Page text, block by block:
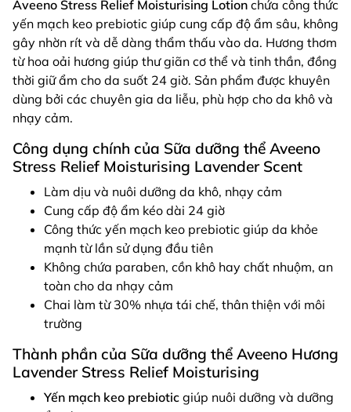
Aveeno Stress Relief Moisturising Lotion chứa công thức
yến mạch keo prebiotic giúp cung cấp độ ẩm sâu, không
gây nhờn rít và dễ dàng thẩm thấu vào da. Hương thơm
từ hoa oải hương giúp thư giãn cơ thể và tinh thần, đồng
thời giữ ẩm cho da suốt 24 giờ. Sản phẩm được khuyên
dùng bởi các chuyên gia da liễu, phù hợp cho da khô và
nhạy cảm.
Công dụng chính của Sữa dưỡng thể Aveeno
Stress Relief Moisturising Lavender Scent
Làm dịu và nuôi dưỡng da khô, nhạy cảm
Cung cấp độ ẩm kéo dài 24 giờ
Công thức yến mạch keo prebiotic giúp da khỏe
mạnh từ lần sử dụng đầu tiên
Không chứa paraben, cồn khô hay chất nhuộm, an
toàn cho da nhạy cảm
Chai làm từ 30% nhựa tái chế, thân thiện với môi
trường
Thành phần của Sữa dưỡng thể Aveeno Hương
Lavender Stress Relief Moisturising
Yến mạch keo prebiotic giúp nuôi dưỡng và dưỡng